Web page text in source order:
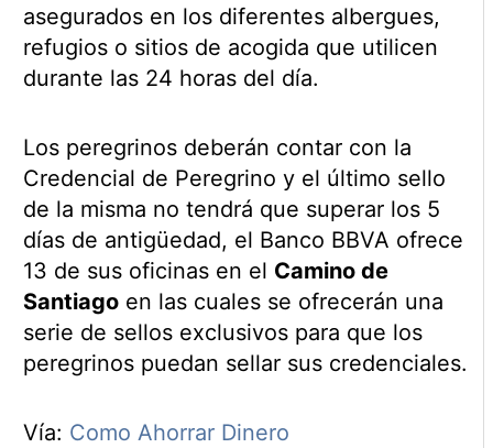
asegurados en los diferentes albergues,
refugios o sitios de acogida que utilicen
durante las 24 horas del día.
Los peregrinos deberán contar con la
Credencial de Peregrino y el último sello
de la misma no tendrá que superar los 5
días de antigüedad, el Banco BBVA ofrece
13 de sus oficinas en el Camino de
Santiagoen las cuales se ofrecerán una
serie de sellos exclusivos para que los
peregrinos puedan sellar sus credenciales.
Vía: Como Ahorrar Dinero